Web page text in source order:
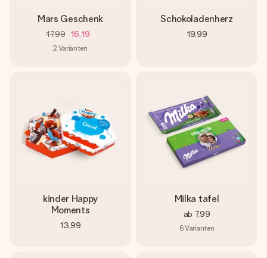
Mars Geschenk
17,99 16,19
2 Varianten
Schokoladenherz
19,99
kinder Happy
Moments
13,99
Milka tafel
ab 7,99
6Varianten